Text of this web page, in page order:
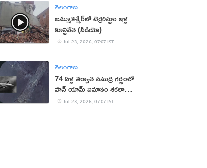
తెలంగాణ
జమ్మూకశ్మీర్‌లో టెర్రరిస్టుల ఇళ్ల
కూల్చివేత (వీడియో)
Jul 23, 2026, 07:07 IST
తెలంగాణ
74 ఏళ్ల తర్వాత సముద్ర గర్భంలో
పాన్ యామ్ విమానం శకలాలు
లభ్యంJul 23, 2026, 07:07 IST